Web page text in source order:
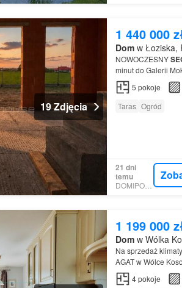
19 Zdjęcia
1 440 000
Domw Łoziska,
NOWOCZESNY
minut do Galerii
zieleń i zachód
5 pokoje
Taras Ogród
21 dni
temu
DOMIPORTA
1 199 000
Domw Wólka
Na sprzedaż
AGAT w Wólce
4pokoje